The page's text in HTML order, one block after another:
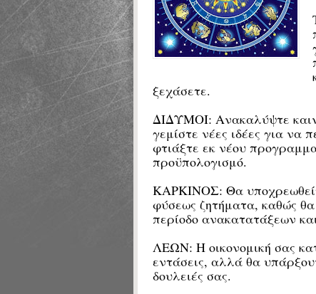
ξεχάσετε.
ΔΙΔΥΜΟΙ: Ανακαλύψτε
γεμίστε νέες ιδέες για να
φτιάξτε εκ νέου
προϋπολογισμό.
ΚΑΡΚΙΝΟΣ: Θα
φύσεως ζητήματα, καθώς θα
περίοδο ανακατατάξεων
ΛΕΩΝ: Η οικονομική σας
εντάσεις, αλλά θα
δουλειές σας.